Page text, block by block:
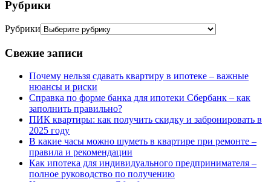
Рубрики
Рубрики
Свежие записи
Почему нельзя сдавать квартиру в ипотеке – важные
нюансы и риски
Справка по форме банка для ипотеки Сбербанк – как
заполнить правильно?
ПИК квартиры: как получить скидку и забронировать в
2025 году
В какие часы можно шуметь в квартире при ремонте –
правила и рекомендации
Как ипотека для индивидуального предпринимателя –
полное руководство по получению